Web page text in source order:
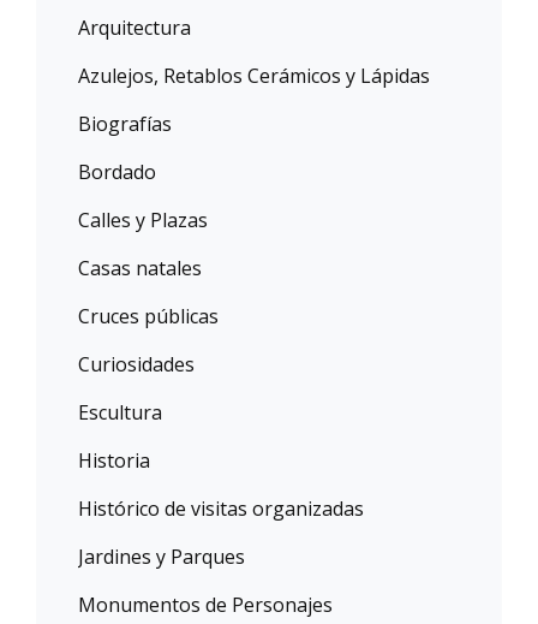
Arquitectura
Azulejos, Retablos Cerámicos y Lápidas
Biografías
Bordado
Calles y Plazas
Casas natales
Cruces públicas
Curiosidades
Escultura
Historia
Histórico de visitas organizadas
Jardines y Parques
Monumentos de Personajes